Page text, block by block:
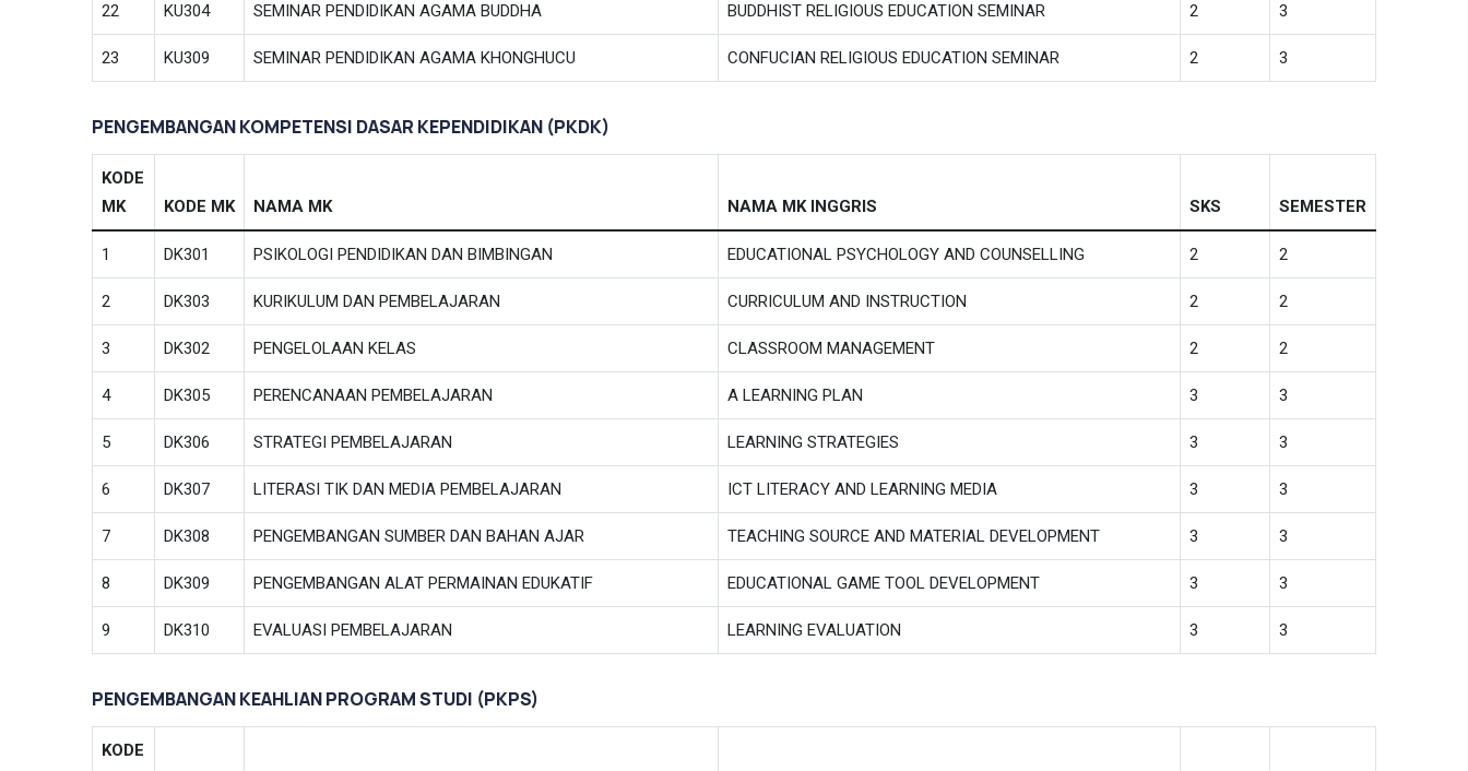
22 KU304 SEMINAR PENDIDIKAN AGAMA BUDDHA BUDDHIST RELIGIOUS EDUCATION SEMINAR 2 3
23 KU309 SEMINAR PENDIDIKAN AGAMA KHONGHUCU CONFUCIAN RELIGIOUS EDUCATION SEMINAR 2 3
PENGEMBANGAN KOMPETENSI DASAR KEPENDIDIKAN (PKDK)
KODE
MK
KODE MK NAMA MK NAMA MK INGGRIS SKS SEMESTER
1 DK301 PSIKOLOGI PENDIDIKAN DAN BIMBINGAN EDUCATIONAL PSYCHOLOGY AND COUNSELLING 2 2
2 DK303 KURIKULUM DAN PEMBELAJARAN CURRICULUM AND INSTRUCTION 2 2
3 DK302 PENGELOLAAN KELAS CLASSROOM MANAGEMENT 2 2
4 DK305 PERENCANAAN PEMBELAJARAN A LEARNING PLAN 3 3
5 DK306 STRATEGI PEMBELAJARAN LEARNING STRATEGIES 3 3
6 DK307 LITERASI TIK DAN MEDIA PEMBELAJARAN ICT LITERACY AND LEARNING MEDIA 3 3
7 DK308 PENGEMBANGAN SUMBER DAN BAHAN AJAR TEACHING SOURCE AND MATERIAL DEVELOPMENT 3 3
8 DK309 PENGEMBANGAN ALAT PERMAINAN EDUKATIF EDUCATIONAL GAME TOOL DEVELOPMENT 3 3
9 DK310 EVALUASI PEMBELAJARAN LEARNING EVALUATION 3 3
PENGEMBANGAN KEAHLIAN PROGRAM STUDI (PKPS)
KODE